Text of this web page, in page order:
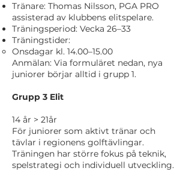
Tränare: Thomas Nilsson, PGA PRO
assisterad av klubbens elitspelare.
Träningsperiod: Vecka 26–33
Träningstider:
Onsdagar kl. 14.00–15.00
Anmälan: Via formuläret nedan, nya
juniorer börjar alltid i grupp 1.
Grupp 3 Elit
14 år > 21år
För juniorer som aktivt tränar och
tävlar i regionens golftävlingar.
Träningen har större fokus på teknik,
spelstrategi och individuell utveckling.